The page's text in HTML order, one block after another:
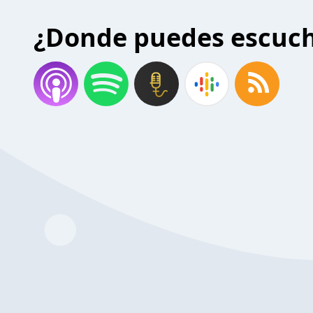
¿Donde puedes